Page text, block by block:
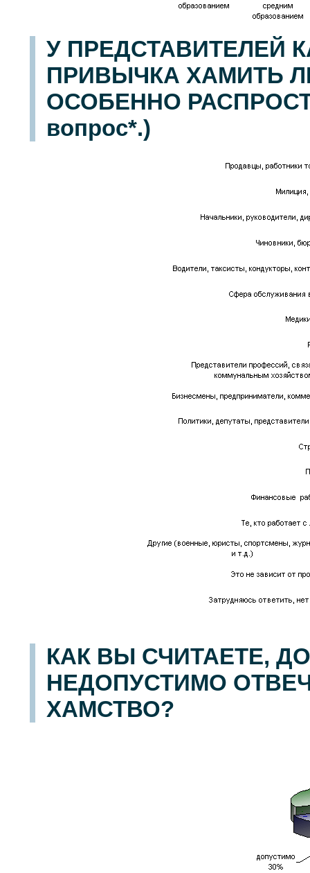
У ПРЕДСТАВИТЕЛЕЙ
ПРИВЫЧКА ХАМИТЬ
ОСОБЕННО
вопрос*.)
КАК ВЫ СЧИТАЕТЕ,
НЕДОПУСТИМО
ХАМСТВО?